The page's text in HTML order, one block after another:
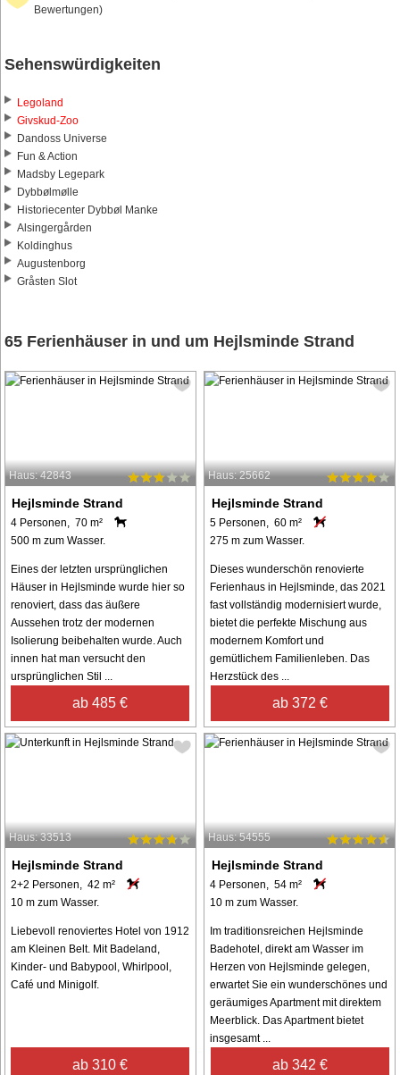
Bewertungen)
Sehenswürdigkeiten
Legoland
Givskud-Zoo
Dandoss Universe
Fun & Action
Madsby Legepark
Dybbølmølle
Historiecenter Dybbøl Manke
Alsingergården
Koldinghus
Augustenborg
Gråsten Slot
65 Ferienhäuser in und um Hejlsminde Strand
Haus: 42843
Hejlsminde Strand
4 Personen, 70 m²
500 m zum Wasser.
Eines der letzten ursprünglichen
Häuser in Hejlsminde wurde hier so
renoviert, dass das äußere
Aussehen trotz der modernen
Isolierung beibehalten wurde. Auch
innen hat man versucht den
ursprünglichen Stil ...
ab 485 €
Haus: 25662
Hejlsminde Strand
5 Personen, 60 m²
275 m zum Wasser.
Dieses wunderschön renovierte
Ferienhaus in Hejlsminde, das 2021
fast vollständig modernisiert wurde,
bietet die perfekte Mischung aus
modernem Komfort und
gemütlichem Familienleben. Das
Herzstück des ...
ab 372 €
Haus: 33513
Hejlsminde Strand
2+2 Personen, 42 m²
10 m zum Wasser.
Liebevoll renoviertes Hotel von 1912
am Kleinen Belt. Mit Badeland,
Kinder- und Babypool, Whirlpool,
Café und Minigolf.
ab 310 €
Haus: 54555
Hejlsminde Strand
4 Personen, 54 m²
10 m zum Wasser.
Im traditionsreichen Hejlsminde
Badehotel, direkt am Wasser im
Herzen von Hejlsminde gelegen,
erwartet Sie ein wunderschönes und
geräumiges Apartment mit direktem
Meerblick. Das Apartment bietet
insgesamt ...
ab 342 €